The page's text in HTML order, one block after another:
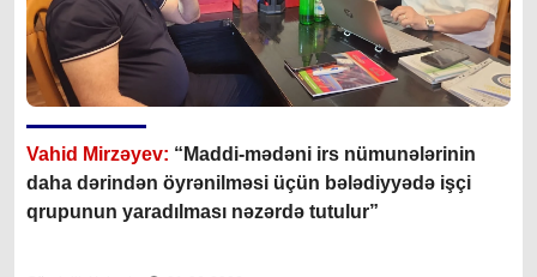
Vahid Mirzəyev: “Maddi-mədəni irs nümunələrinin
daha dərindən öyrənilməsi üçün bələdiyyədə işçi
qrupunun yaradılması nəzərdə tutulur”